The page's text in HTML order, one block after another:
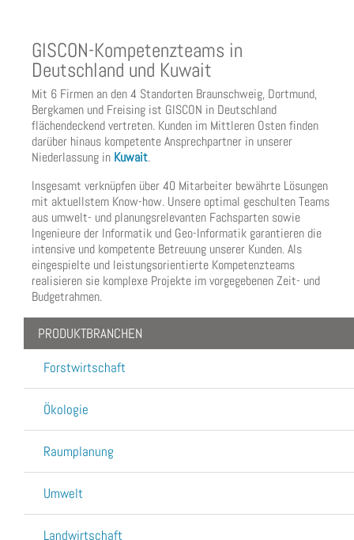
GISCON-Kompetenzteams in
Deutschland und Kuwait
Mit 6 Firmen an den 4 Standorten Braunschweig, Dortmund,
Bergkamen und Freising ist GISCON in Deutschland
flächendeckend vertreten. Kunden im Mittleren Osten finden
darüber hinaus kompetente Ansprechpartner in unserer
Niederlassung in Kuwait.
Insgesamt verknüpfen über 40 Mitarbeiter bewährte Lösungen
mit aktuellstem Know-how. Unsere optimal geschulten Teams
aus umwelt- und planungsrelevanten Fachsparten sowie
Ingenieure der Informatik und Geo-Informatik garantieren die
intensive und kompetente Betreuung unserer Kunden. Als
eingespielte und leistungsorientierte Kompetenzteams
realisieren sie komplexe Projekte im vorgegebenen Zeit- und
Budgetrahmen.
PRODUKTBRANCHEN
Forstwirtschaft
Ökologie
Raumplanung
Umwelt
Landwirtschaft